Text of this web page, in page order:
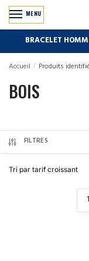
MENU
BRACELET
Accueil / Produits
BOIS
FILTRES
1